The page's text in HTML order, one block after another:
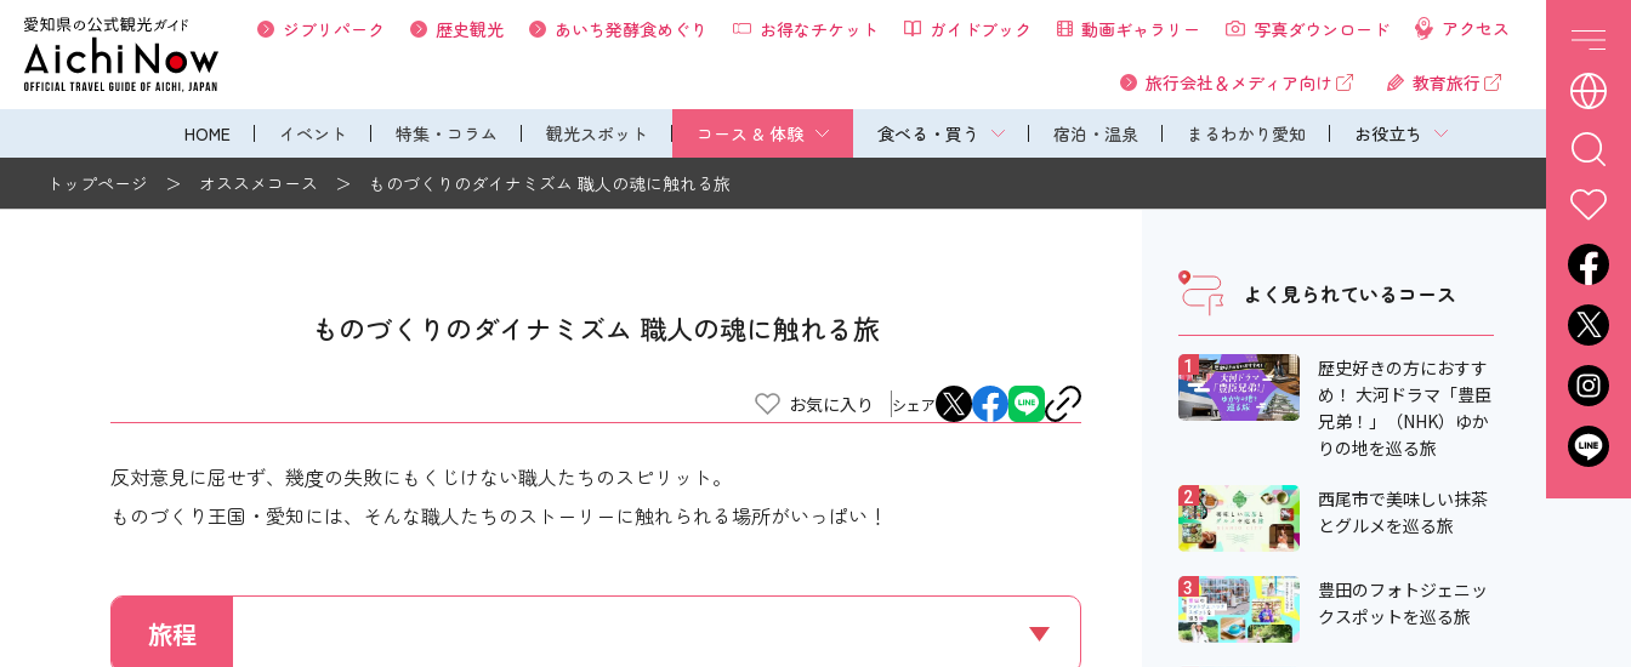
HOME イベント 特集・コラム 観光スポット コース & 体験 食べる・買う 宿泊・温泉 まるわかり愛知 お役立ち
ジブリパーク 歴史観光 あいち発酵食めぐり お得なチケット ガイドブック 動画ギャラリー 写真ダウンロード アクセス
旅行会社＆メディア向け 教育旅行
トップページ オススメコース ものづくりのダイナミズム 職人の魂に触れる旅
ものづくりのダイナミズム 職人の魂に触れる旅
お気に入り シェア
反対意見に屈せず、幾度の失敗にもくじけない職人たちのスピリット。
ものづくり王国・愛知には、そんな職人たちのストーリーに触れられる場所がいっぱい！
旅程
よく見られているコース
1
歴史好きの方におすす
め！ 大河ドラマ「豊臣
兄弟！」（NHK）ゆか
りの地を巡る旅
2
西尾市で美味しい抹茶
とグルメを巡る旅
3
豊田のフォトジェニッ
クスポットを巡る旅